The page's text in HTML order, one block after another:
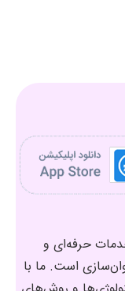
خدمات حرفه‌ای و
است. ما با